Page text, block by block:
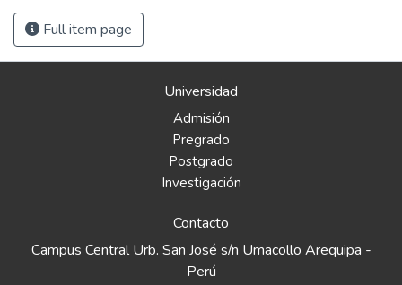
Full item page
Universidad
Admisión
Pregrado
Postgrado
Investigación
Contacto
Campus Central Urb. San José s/n Umacollo Arequipa -
Perú